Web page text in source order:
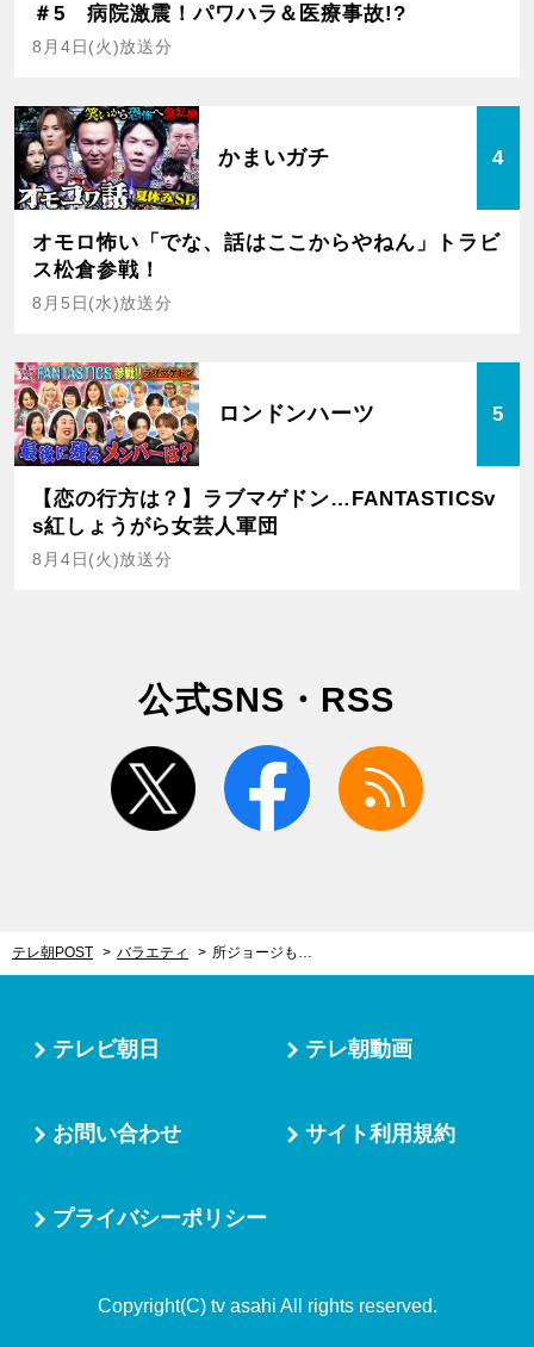
＃5 病院激震！パワハラ＆医療事故!?
8月4日(火)放送分
かまいガチ 4
オモロ怖い「でな、話はここからやねん」トラビ
ス松倉参戦！
8月5日(水)放送分
ロンドンハーツ 5
【恋の行方は？】ラブマゲドン…FANTASTICSv
s紅しょうがら女芸人軍団
8月4日(火)放送分
公式SNS・RSS
twitter facebook
テレ朝POST バラエティ 所ジョージも「無理でしょ」とお手上げ！1年ぶり『劇的ビフォーアフター』で難問山積み物件が登場
テレビ朝日 テレ朝動画
お問い合わせ サイト利用規約
プライバシーポリシー
Copyright(C) tv asahi All rights reserved.